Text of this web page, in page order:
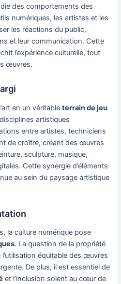
des comportements des
numériques, les artistes et les
les réactions du public,
et leur communication. Cette
l’expérience culturelle, tout
œuvres.
en un véritableterrain de jeu
artistiques
entre artistes, techniciens
de croître, créant des œuvres
sculpture, musique,
Cette synergie d’éléments
au sein du paysage artistique
la culture numérique pose
. La question de la propriété
équitable des œuvres
De plus, il est essentiel de
et l’inclusion soient au cœur de